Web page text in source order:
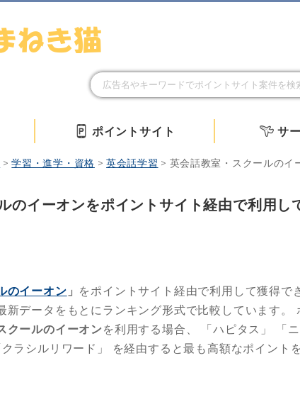
ポイントサイト サ
>学習・進学・資格 >英会話学習 > 英会話教室・スクールのイ
のイーオンをポイントサイト経由で利用し
のイーオン 」 をポイントサイト経由で利用して獲得で
新データをもとにランキング形式で比較しています。
クールのイーオンを利用する場合、 「ハピタス」
「
クラシルリワード」
を経由すると最も高額なポイント